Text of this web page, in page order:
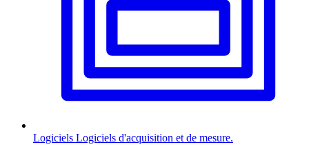
Logiciels Logiciels d'acquisition et de mesure.